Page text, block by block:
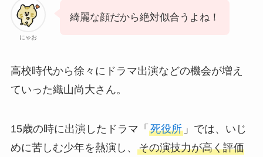
にゃお
綺麗な顔だから絶対似合うよね！
高校時代から徐々にドラマ出演などの機会が増え
ていった織山尚大さん。
15歳の時に出演したドラマ「 死役所」では、いじ
めに苦しむ少年を熱演し、 その演技力が高く評価